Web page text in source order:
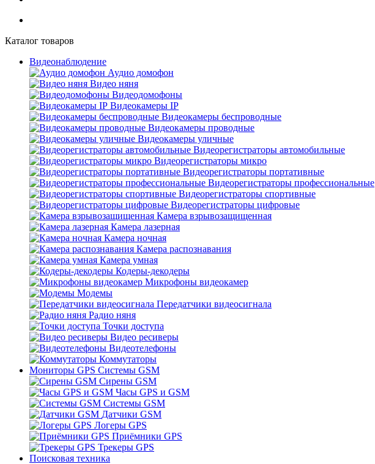
Каталог товаров
Видеонаблюдение
Аудио домофон
Видео няня
Видеодомофоны
Видеокамеры IP
Видеокамеры беспроводные
Видеокамеры проводные
Видеокамеры уличные
Видеорегистраторы автомобильные
Видеорегистраторы микро
Видеорегистраторы портативные
Видеорегистраторы профессиональные
Видеорегистраторы спортивные
Видеорегистраторы цифровые
Камера взрывозащищенная
Камера лазерная
Камера ночная
Камера распознавания
Камера умная
Кодеры-декодеры
Микрофоны видеокамер
Модемы
Передатчики видеосигнала
Радио няня
Точки доступа
Видео ресиверы
Видеотелефоны
Коммутаторы
Мониторы GPS Системы GSM
Сирены GSM
Часы GPS и GSM
Системы GSM
Датчики GSM
Логеры GPS
Приёмники GPS
Трекеры GPS
Поисковая техника